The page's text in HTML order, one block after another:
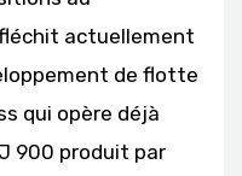
actuellement
de flotte
qui opère déjà
900 produit par